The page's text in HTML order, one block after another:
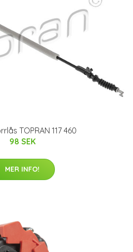
TOPRAN 117 460
98 SEK
MER INFO!